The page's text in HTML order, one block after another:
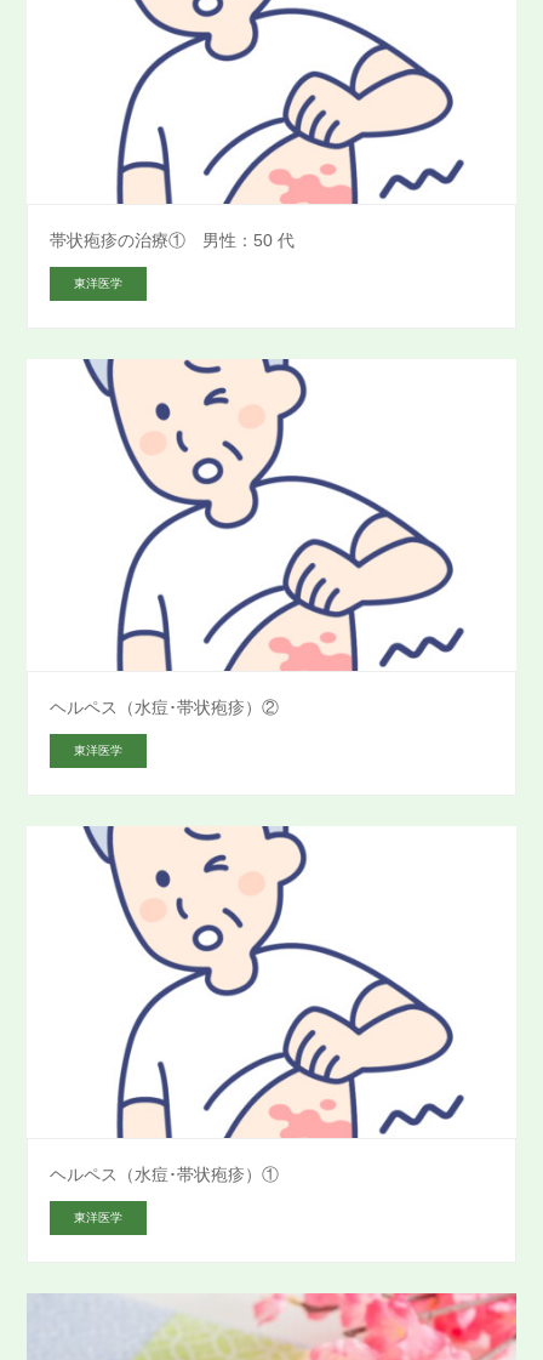
帯状疱疹の治療① 男性：50 代
東洋医学
ヘルペス（水痘･帯状疱疹）②
東洋医学
ヘルペス（水痘･帯状疱疹）①
東洋医学